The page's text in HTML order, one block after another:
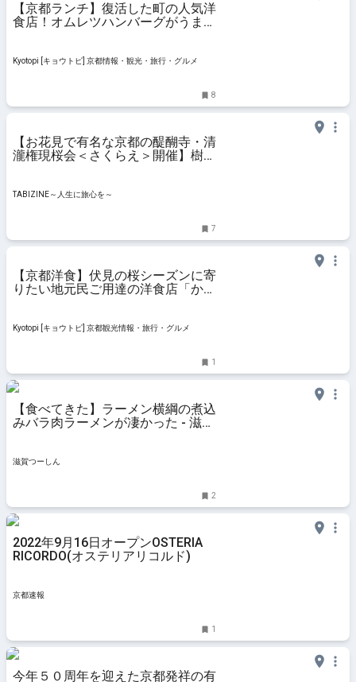
【京都ランチ】復活した町の人気洋
食店！オムレツハンバーグがうまい
Kyotopi [キョウトピ] 京都情報・観光・旅行・グルメ
8
【お花見で有名な京都の醍醐寺・清
瀧権現桜会＜さくらえ＞開催】樹齢
TABIZINE～人生に旅心を～
7
【京都洋食】伏見の桜シーズンに寄
りたい地元民ご用達の洋食店「かり
Kyotopi [キョウトピ] 京都観光情報・旅行・グルメ
1
【食べてきた】ラーメン横綱の煮込
みバラ肉ラーメンが凄かった - 滋賀
滋賀つーしん
2
2022年9月16日オープンOSTERIA
RICORDO(オステリアリコルド)
京都速報
1
今年５０周年を迎えた京都発祥の有